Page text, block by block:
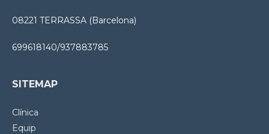
08221 TERRASSA (Barcelona)
699618140/937883785
SITEMAP
Clínica
Equip